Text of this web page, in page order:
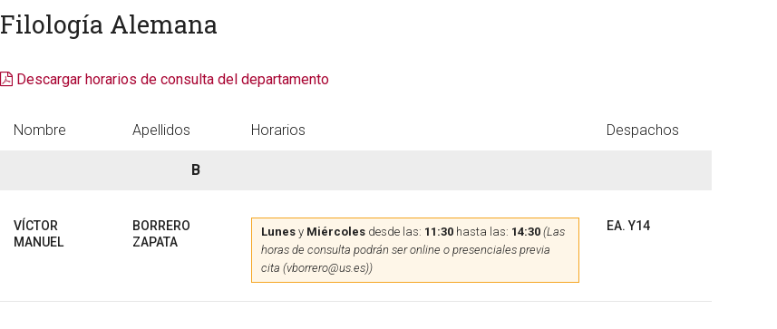
Filología Alemana
Descargar horarios de consulta del departamento
Nombre Apellidos Horarios Despachos
B
VÍCTOR
MANUEL
BORRERO
ZAPATA
Lunesy Miércolesdesde las: 11:30hasta las: 14:30 (Las
horas de consulta podrán ser online o presenciales previa
cita (vborrero@us.es))
EA. Y14